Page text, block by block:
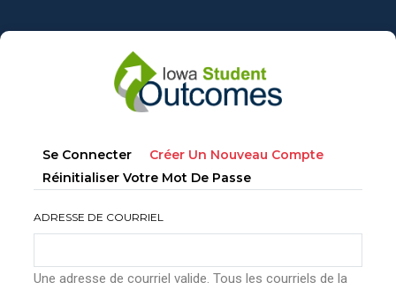
au
Onglets
principaux
Se Connecter Créer Un Nouveau Compte
Réinitialiser Votre Mot De Passe
ADRESSE DE COURRIEL
Une adresse de courriel valide. Tous les courriels de la